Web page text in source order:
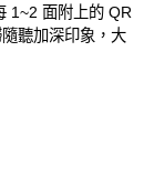
1~2 面附上的 QR
聽加深印象，大